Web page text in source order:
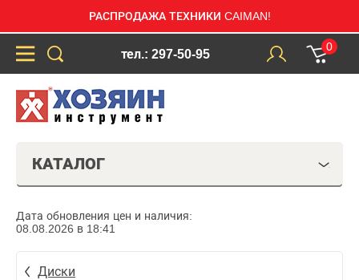
РАСПРОДАЖА ТЕХНИКИ CAIMAN!
тел.: 297-50-95
0
КАТАЛОГ
Дата обновления цен и наличия:
08.08.2026 в 18:41
Диски